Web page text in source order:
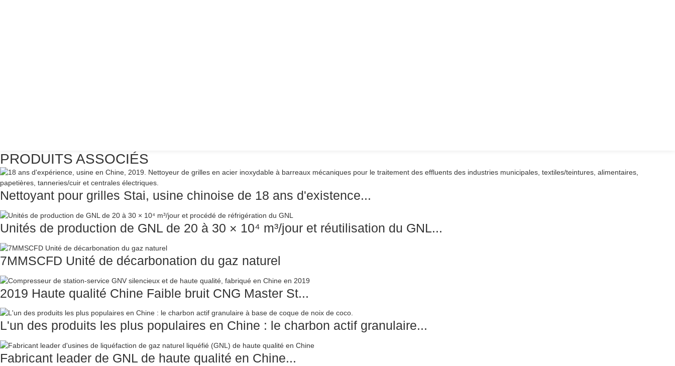
PRODUITS ASSOCIÉS
Nettoyant pour grilles Stai, usine chinoise de 18 ans d'existence...
Unités de production de GNL de 20 à 30 × 10⁴ m³/jour et réutilisation du GNL...
7MMSCFD Unité de décarbonation du gaz naturel
2019 Haute qualité Chine Faible bruit CNG Master St...
L'un des produits les plus populaires en Chine : le charbon actif granulaire...
Fabricant leader de GNL de haute qualité en Chine...